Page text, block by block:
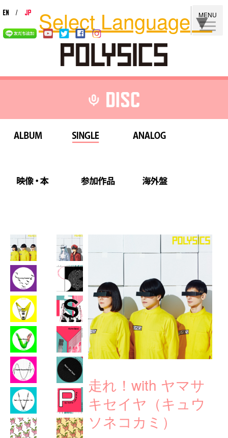
走れ！with ヤマサ
キセイヤ（キュウ
ソネコカミ）
Select Language ▼
MENU